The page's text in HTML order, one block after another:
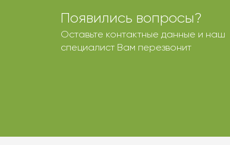
Появились вопросы?
Оставьте контактные данные и наш
специалист Вам перезвонит